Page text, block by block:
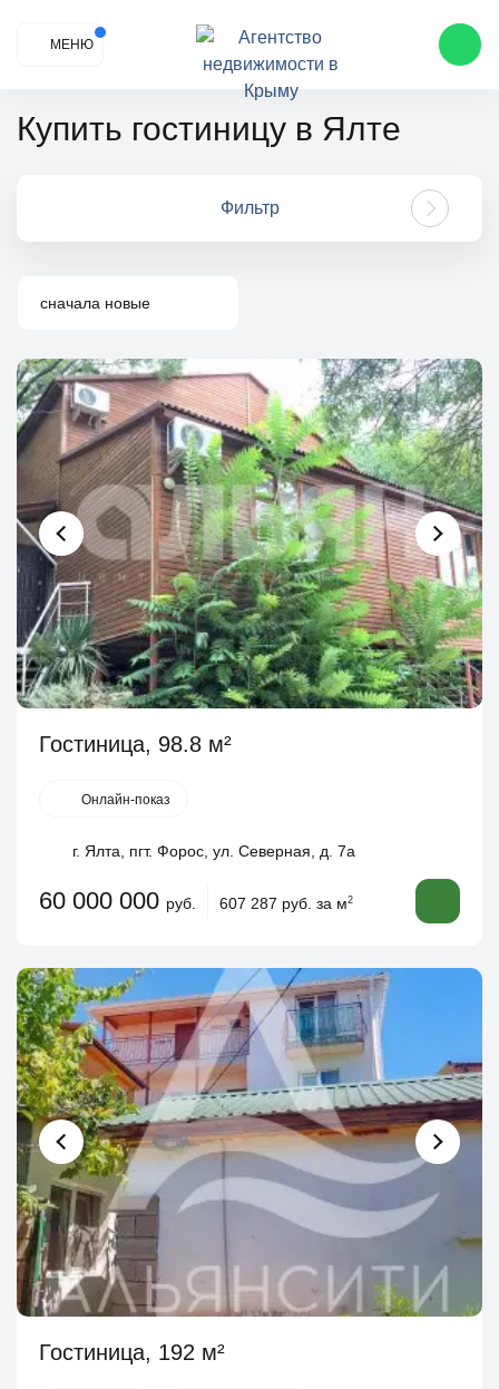
МЕНЮ
Купить гостиницу в Ялте
Фильтр
сначала новые
Гостиница, 98.8 м²
Онлайн-показ
г. Ялта, пгт. Форос, ул. Северная, д. 7а
60 000 000 руб. 607 287 руб. за м2
Гостиница, 192 м²